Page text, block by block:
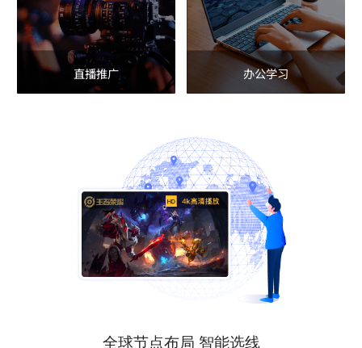
直播推广 办公学习
全球节点布局 智能选线